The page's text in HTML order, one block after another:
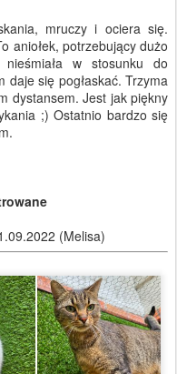
mruczy i ociera się.
aniołek, potrzebujący dużo
w stosunku do
daje się pogłaskać. Trzyma
dystansem. Jest jak piękny
;) Ostatnio bardzo się
(Melisa)